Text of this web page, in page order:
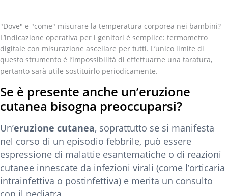
"Dove" e "come" misurare la temperatura corporea nei bambini?
L’indicazione operativa per i genitori è semplice: termometro
digitale con misurazione ascellare per tutti. L’unico limite di
questo strumento è l’impossibilità di effettuarne una taratura,
pertanto sarà utile sostituirlo periodicamente.
Se è presente anche un’eruzione
cutanea bisogna preoccuparsi?
Un’eruzione cutanea, soprattutto se si manifesta
nel corso di un episodio febbrile, può essere
espressione di malattie esantematiche o di reazioni
cutanee innescate da infezioni virali (come l’orticaria
intrainfettiva o postinfettiva) e merita un consulto